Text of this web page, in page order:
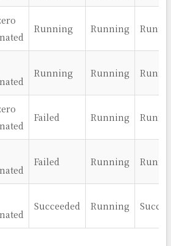
Running Running
Running Running
Failed Running
Failed Running
Succeeded Running